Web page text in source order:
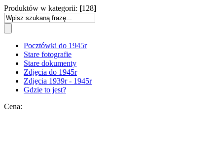
Produktów w kategorii: [128]
Pocztówki do 1945r
Stare fotografie
Stare dokumenty
Zdjęcia do 1945r
Zdjęcia 1939r - 1945r
Gdzie to jest?
Cena: